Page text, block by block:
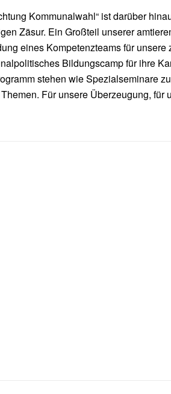
Kommunalwahl“ ist darüber
Zäsur. Ein Großteil unserer
eines Kompetenzteams für
Bildungscamp für ihre
stehen wie Spezialseminare
Für unsere Überzeugung, für